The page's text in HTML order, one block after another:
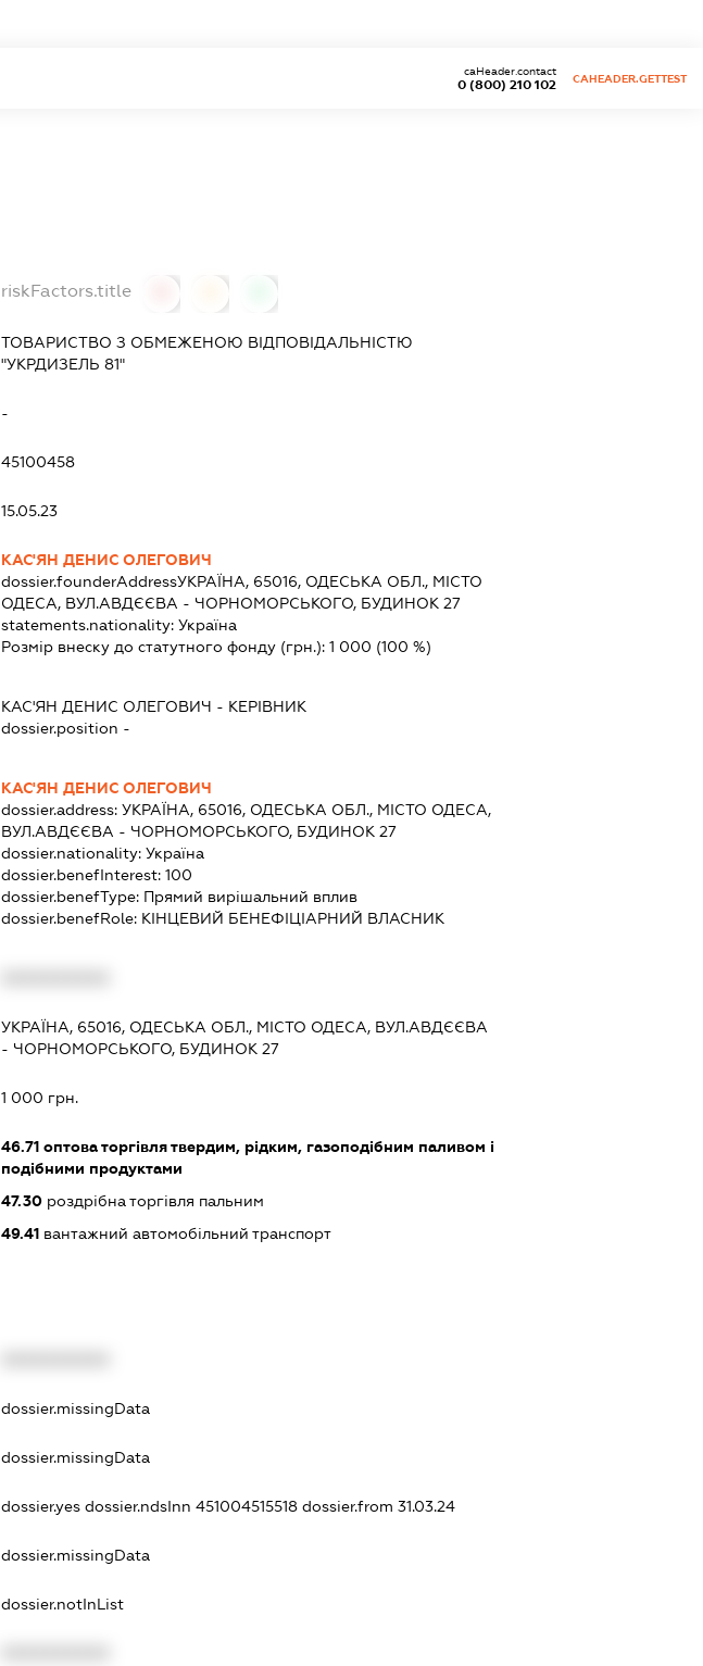
0 (800) 210 102
caHeader.contact
CAHEADER.GETTEST
riskFactors.title
ТОВАРИСТВО З ОБМЕЖЕНОЮ ВІДПОВІДАЛЬНІСТЮ
"УКРДИЗЕЛЬ 81"
-
45100458
15.05.23
КАС'ЯН ДЕНИС ОЛЕГОВИЧ
dossier.founderAddressУКРАЇНА, 65016, ОДЕСЬКА ОБЛ., МІСТО
ОДЕСА, ВУЛ.АВДЄЄВА - ЧОРНОМОРСЬКОГО, БУДИНОК 27
statements.nationality: Україна
Розмір внеску до статутного фонду (грн.): 1 000 (100 %)
КАС'ЯН ДЕНИС ОЛЕГОВИЧ - КЕРІВНИК
dossier.position -
КАС'ЯН ДЕНИС ОЛЕГОВИЧ
dossier.address: УКРАЇНА, 65016, ОДЕСЬКА ОБЛ., МІСТО ОДЕСА,
ВУЛ.АВДЄЄВА - ЧОРНОМОРСЬКОГО, БУДИНОК 27
dossier.nationality: Україна
dossier.benefInterest: 100
dossier.benefType: Прямий вирішальний вплив
dossier.benefRole: КІНЦЕВИЙ БЕНЕФІЦІАРНИЙ ВЛАСНИК
УКРАЇНА, 65016, ОДЕСЬКА ОБЛ., МІСТО ОДЕСА, ВУЛ.АВДЄЄВА
- ЧОРНОМОРСЬКОГО, БУДИНОК 27
1 000 грн.
46.71оптова торгівля твердим, рідким, газоподібним паливом і
подібними продуктами
47.30роздрібна торгівля пальним
49.41вантажний автомобільний транспорт
dossier.missingData
dossier.missingData
dossier.yes dossier.ndsInn 451004515518 dossier.from 31.03.24
dossier.missingData
dossier.notInList